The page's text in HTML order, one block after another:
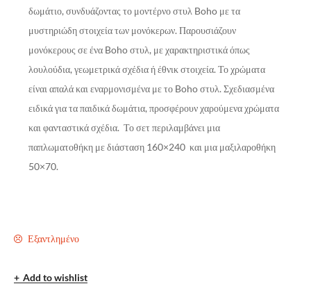
δωμάτιο, συνδυάζοντας το μοντέρνο στυλ Boho με τα
μυστηριώδη στοιχεία των μονόκερων. Παρουσιάζουν
μονόκερους σε ένα Boho στυλ, με χαρακτηριστικά όπως
λουλούδια, γεωμετρικά σχέδια ή έθνικ στοιχεία. Το χρώματα
είναι απαλά και εναρμονισμένα με το Boho στυλ. Σχεδιασμένα
ειδικά για τα παιδικά δωμάτια, προσφέρουν χαρούμενα χρώματα
και φανταστικά σχέδια. Το σετπεριλαμβάνει μια
παπλωματοθήκη με διάσταση 160×240 και μια μαξιλαροθήκη
50×70.
Εξαντλημένο
Add to wishlist